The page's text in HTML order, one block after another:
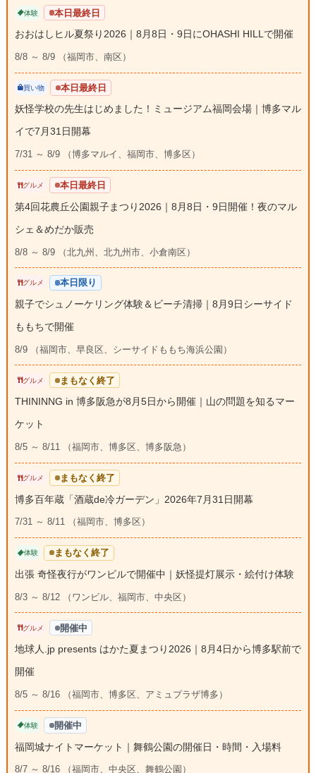
体験 本日最終日
おおはしヒル夏祭り2026｜8月8日・9日にOHASHI HILLで開催
8/8 ～ 8/9 （福岡市、南区）
買い物 本日最終日
妖怪学校の先生はじめました！ミュージアム福岡会場｜博多マル
イで7月31日開幕
7/31 ～ 8/9 （博多マルイ、福岡市、博多区）
グルメ 本日最終日
第4回花農丘公園親子まつり2026｜8月8日・9日開催！夜のマル
シェ＆めだか販売
8/8 ～ 8/9 （北九州、北九州市、小倉南区）
グルメ 本日限り
親子でシュノーケリング体験＆ビーチ清掃｜8月9日シーサイド
ももちで開催
8/9 （福岡市、早良区、シーサイドももち海浜公園）
グルメ まもなく終了
THININNG in 博多阪急が8月5日から開催｜山の問題を知るマー
ケット
8/5 ～ 8/11 （福岡市、博多区、博多阪急）
グルメ まもなく終了
博多百年蔵「酒蔵de冷ガーデン」2026年7月31日開幕
7/31 ～ 8/11 （福岡市、博多区）
体験 まもなく終了
出張 奇怪夜行がワンビルで開催中｜妖怪提灯展示・絵付け体験
8/3 ～ 8/12 （ワンビル、福岡市、中央区）
グルメ 開催中
地球人.jp presents はかた夏まつり2026｜8月4日から博多駅前で
開催
8/5 ～ 8/16 （福岡市、博多区、アミュプラザ博多）
体験 開催中
福岡城ナイトマーケット｜舞鶴公園の開催日・時間・入場料
8/7 ～ 8/16 （福岡市、中央区、舞鶴公園）